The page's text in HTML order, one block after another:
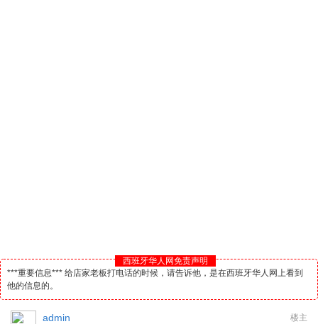
西班牙华人网免责声明
***重要信息*** 给店家老板打电话的时候，请告诉他，是在西班牙华人网上看到
他的信息的。
楼主
admin